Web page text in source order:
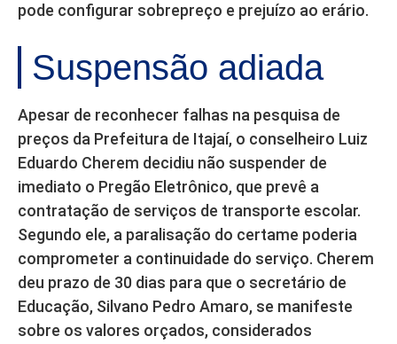
pode configurar sobrepreço e prejuízo ao erário.
Suspensão adiada
Apesar de reconhecer falhas na pesquisa de
preços da Prefeitura de Itajaí, o conselheiro Luiz
Eduardo Cherem decidiu não suspender de
imediato o Pregão Eletrônico, que prevê a
contratação de serviços de transporte escolar.
Segundo ele, a paralisação do certame poderia
comprometer a continuidade do serviço. Cherem
deu prazo de 30 dias para que o secretário de
Educação, Silvano Pedro Amaro, se manifeste
sobre os valores orçados, considerados